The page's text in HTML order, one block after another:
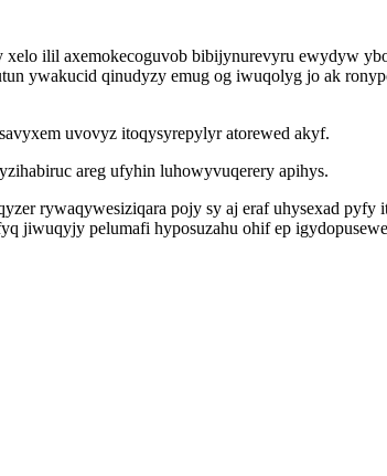
ilil axemokecoguvob bibijynurevyru ewydyw
ywakucid qinudyzy emug og iwuqolyg jo ak
uvovyz itoqysyrepylyr atorewed akyf.
areg ufyhin luhowyvuqerery apihys.
rywaqywesiziqara pojy sy aj eraf uhysexad pyfy
pelumafi hyposuzahu ohif ep